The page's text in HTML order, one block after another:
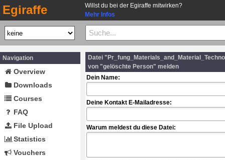
Egiraffe
Willst du bei der Egiraffe mitwirken?
Mehr Infos
Navigation
Overview
Downloads
Courses
FAQ
File Upload
Statistics
Vouchers
Datei
von "gelöschte Person" melden
Dein Name:
Deine Kontakt E-Mailadresse:
Warum meldest du diese Datei: